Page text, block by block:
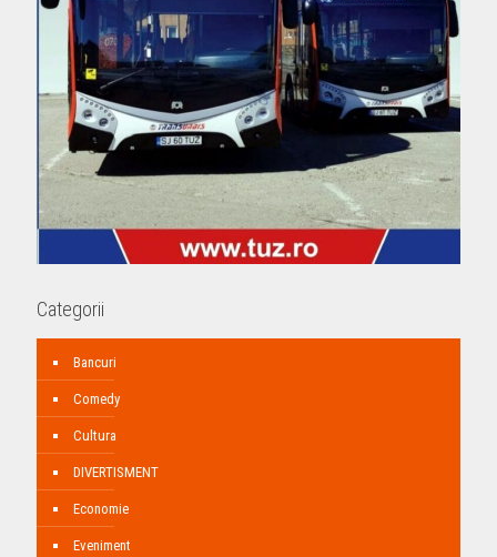
Categorii
Bancuri
Comedy
Cultura
DIVERTISMENT
Economie
Eveniment